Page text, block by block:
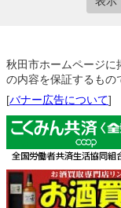
秋田市ホームページに
の内容を保証するもの
[バナー広告について]